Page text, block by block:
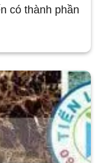
có thành phần